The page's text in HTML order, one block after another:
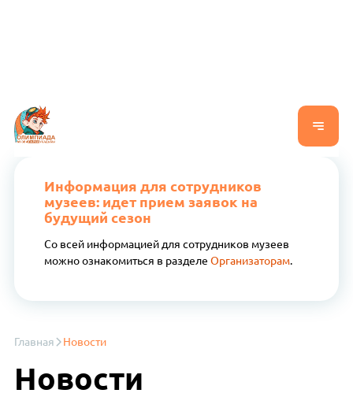
Информация для сотрудников
музеев: идет прием заявок на
будущий сезон
Со всей информацией для сотрудников музеев
можно ознакомиться в разделе Организаторам.
Главная Новости
Новости